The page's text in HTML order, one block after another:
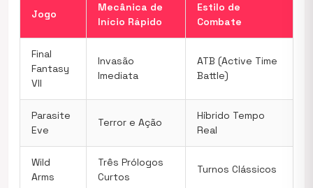
Jogo
Mecânica de
Início Rápido
Estilo de
Combate
Final
Fantasy
VII
Invasão
Imediata
ATB (Active Time
Battle)
Parasite
Eve
Terror e Ação
Híbrido Tempo
Real
Wild
Arms
Três Prólogos
Curtos
Turnos Clássicos